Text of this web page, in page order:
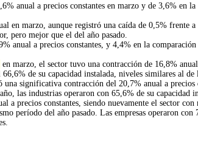
anual a precios constantes en marzo y de 3,6%
en marzo, aunque registró una caída de 0,5%
pero mejor que el del año pasado.
anual a precios constantes, y 4,4% en la
en marzo, el sector tuvo una contracción de 16,8%
de su capacidad instalada, niveles similares al de
una significativa contracción del 20,7% anual a
las industrias operaron con 65,6% de su capacidad
a precios constantes, siendo nuevamente el sector
período del año pasado. Las empresas operaron